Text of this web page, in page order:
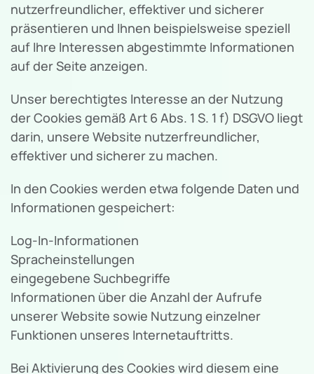
nutzerfreundlicher, effektiver und sicherer
präsentieren und Ihnen beispielsweise speziell
auf Ihre Interessen abgestimmte Informationen
auf der Seite anzeigen.
Unser berechtigtes Interesse an der Nutzung
der Cookies gemäß Art 6 Abs. 1 S. 1 f) DSGVO liegt
darin, unsere Website nutzerfreundlicher,
effektiver und sicherer zu machen.
In den Cookies werden etwa folgende Daten und
Informationen gespeichert:
Log-In-Informationen
Spracheinstellungen
eingegebene Suchbegriffe
Informationen über die Anzahl der Aufrufe
unserer Website sowie Nutzung einzelner
Funktionen unseres Internetauftritts.
Bei Aktivierung des Cookies wird diesem eine